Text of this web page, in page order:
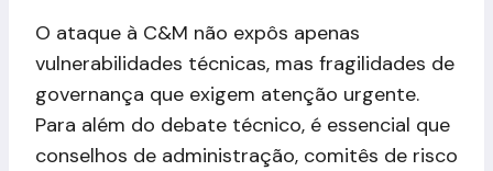
O ataque à C&M não expôs apenas
vulnerabilidades técnicas, mas fragilidades de
governança que exigem atenção urgente.
Para além do debate técnico, é essencial que
conselhos de administração, comitês de risco